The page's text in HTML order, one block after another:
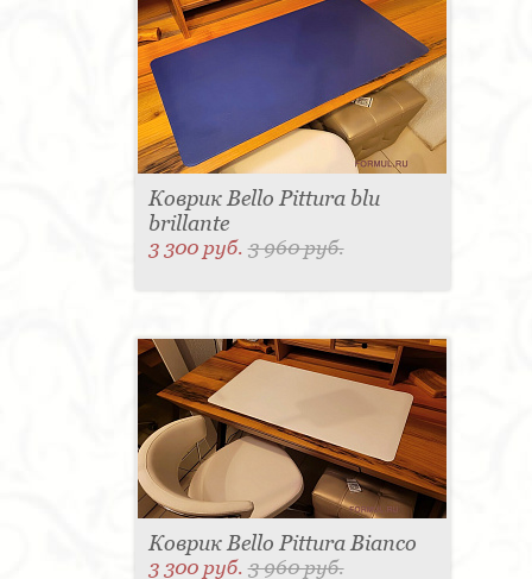
Коврик Bello Pittura blu
brillante
3 300 руб.3 960 руб.
Коврик Bello Pittura Bianco
3 300 руб.3 960 руб.